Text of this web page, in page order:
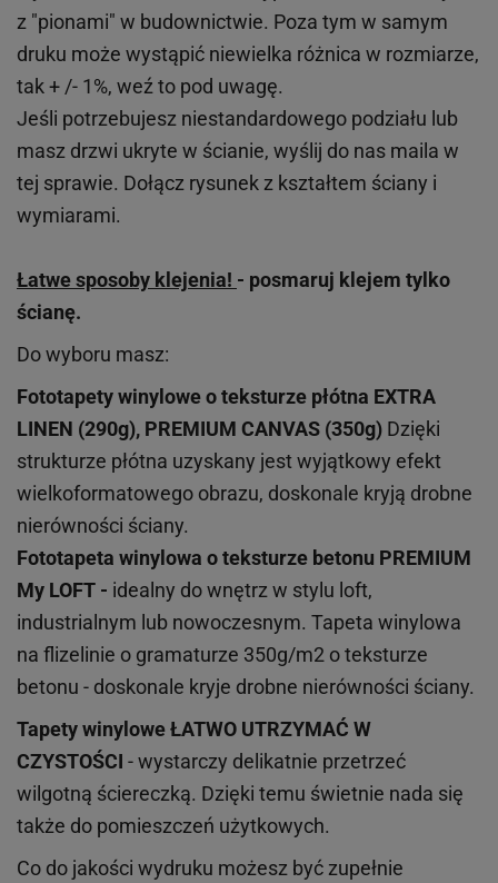
z "pionami" w budownictwie. Poza tym w samym
druku może wystąpić niewielka różnica w rozmiarze,
tak + /- 1%, weź to pod uwagę.
Jeśli potrzebujesz niestandardowego podziału lub
masz drzwi ukryte w ścianie, wyślij do nas maila w
tej sprawie. Dołącz rysunek z kształtem ściany i
wymiarami.
Łatwe sposoby klejenia! - posmaruj klejem tylko
ścianę.
Do wyboru masz:
Fototapety winylowe oteksturze płótna EXTRA
LINEN (290g), PREMIUM CANVAS (350g) Dzięki
strukturze płótna uzyskany jest wyjątkowy efekt
wielkoformatowego obrazu, doskonale kryją drobne
nierówności ściany.
Fototapeta winylowa oteksturze betonu PREMIUM
My LOFT - idealny do wnętrz w stylu loft,
industrialnym lub nowoczesnym. Tapeta winylowa
na flizelinie o gramaturze 350g/m2 o teksturze
betonu - doskonale kryje drobne nierówności ściany.
Tapety winyloweŁATWO UTRZYMAĆ W
CZYSTOŚCI - wystarczy delikatnie przetrzeć
wilgotną ściereczką. Dzięki temu świetnie nada się
także do pomieszczeń użytkowych.
Co do jakości wydruku możesz być zupełnie